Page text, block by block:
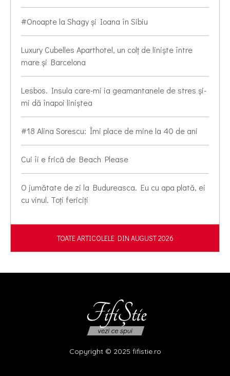
#Onoapte la Shagy și Ioana în Sibiu
Luxury Cubelles Aparthotel, un colț de liniște între
mare și Barcelona
Lesbos. Insula care-mi ia geamantanele de stres și-
mi dă înapoi liniștea
#18 Alina Sorescu: Îmi place de mine la 40 de ani
Cui îi e frică de Beach Please
O jumătate de zi la Budureasca. Eu cu apa plată, ei
cu vinul. Toți fericiți
TOATE ARTICOLELE DIN AUGUST 2026
Copyright © 2025 fifistie.ro